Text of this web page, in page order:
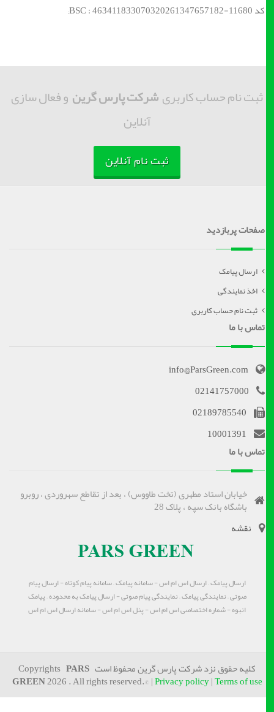
کد BSC : 463411833070320261347657182-11680;
ثبت نام حساب کاربریشرکت پارس گرینو فعال سازی
آنلاین
ثبت نام آنلاین
صفحات پربازدید
ارسال پیامک
اخذ نمایندگی
ثبت نام حساب کاربری
تماس با ما
info@ParsGreen.com
02141757000
02189785540
10001391
تماس با ما
خیابان استاد مطهری (تخت طاووس) ، بعد از تقاطع سهروردی ، روبرو
باشگاه بانک سپه ، پلاک 28
نقشه
ارسال پیامک – ارسال اس ام اس - سامانه پیامک – سامانه پیام کوتاه - ارسال پیام
صوتی – نمایندگی پیامک – نمایندگی پیام صوتی - ارسال پیامک به محدوده – پیامک
انبوه - شماره اختصاصی اس ام اس - پنل اس ام اس - سامانه ارسال اس ام اس
کلیه حقوق نزد شرکت پارس گرین محفوظ است CopyrightsPARS
GREEN2026 . All rights reserved.© |Privacy policy|Terms of use